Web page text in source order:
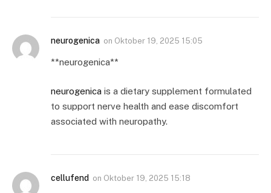
neurogenica on Oktober 19, 2025 15:05
** neurogenica**
neurogenica is a dietary supplement formulated
to support nerve health and ease discomfort
associated with neuropathy.
cellufend on Oktober 19, 2025 15:18